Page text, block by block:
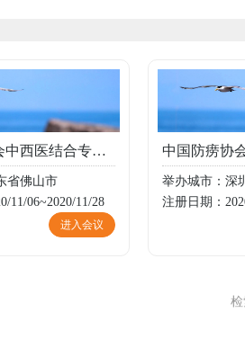
中国防痨协会中西医结合专业分会成立大会暨首届中西医联合结核病防治临床应用与发展高峰学术论坛
省佛山市
11/06~2020/11/28
进入会议
举办城市：深
注册日期：